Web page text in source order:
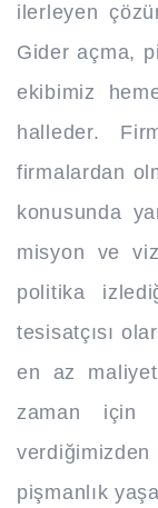
ilerleyen
Gider açma,
ekibimiz
halleder.
firmalardan
konusunda
misyon ve
politika
tesisatçısı
en az
zaman için
pişmanlık